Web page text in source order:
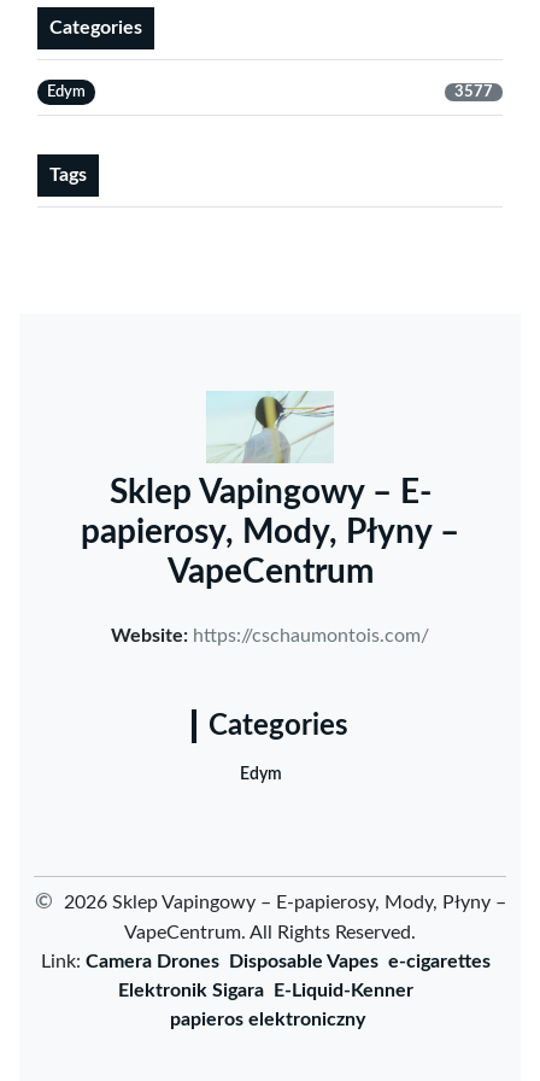
Categories
Edym 3577
Tags
Sklep Vapingowy – E-
papierosy, Mody, Płyny –
VapeCentrum
Website: https://cschaumontois.com/
Categories
Edym
©
2026 Sklep Vapingowy – E-papierosy, Mody, Płyny –
VapeCentrum. All Rights Reserved.
Link: Camera Drones Disposable Vapes e-cigarettes
Elektronik Sigara
E-Liquid-Kenner
papieros elektroniczny